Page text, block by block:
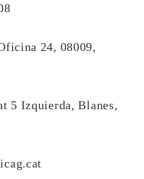
24, 08009,
5 Izquierda, Blanes,